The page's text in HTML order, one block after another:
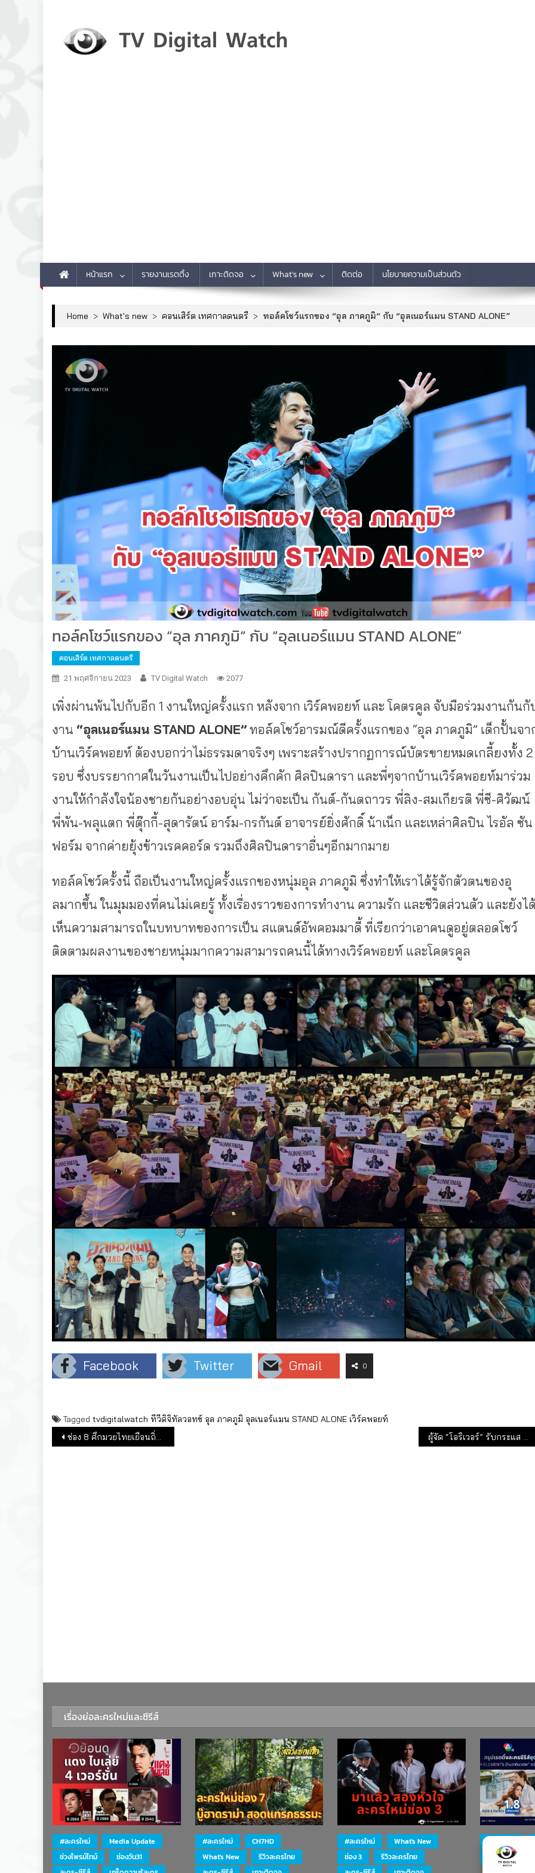
หน้าแรก รายงานเรตติ้ง เกาะติดจอ What’s new ติดต่อ นโยบายความเป็นส่วนตัว
Home > What's new > คอนเสิร์ต เทศกาลดนตรี > ทอล์คโชว์แรกของ “อุล ภาคภูมิ“ กับ “อุลเนอร์แมน STAND ALONE”
ทอล์คโชว์แรกของ “อุล ภาคภูมิ“ กับ “อุลเนอร์แมน STAND ALONE”
คอนเสิร์ต เทศกาลดนตรี
21 พฤศจิกายน 2023 TV Digital Watch 2077
เพิ่งผ่านพ้นไปกับอีก 1 งานใหญ่ครั้งแรก หลังจาก เวิร์คพอยท์ และ โคตรคูล จับมือร่วมงานกันกั
งาน “อุลเนอร์แมน STAND ALONE”ทอล์คโชว์อารมณ์ดีครั้งแรกของ “อุล ภาคภูมิ” เด็กปั้นจา
บ้านเวิร์คพอยท์ ต้องบอกว่าไม่ธรรมดาจริงๆ เพราะสร้างปรากฏการณ์บัตรขายหมดเกลี้ยงทั้ง 2
รอบ ซึ่งบรรยากาศในวันงานเป็นไปอย่างคึกคัก ศิลปินดารา และพี่ๆจากบ้านเวิร์คพอยท์มาร่วม
งานให้กำลังใจน้องชายกันอย่างอบอุ่น ไม่ว่าจะเป็น กันต์-กันตถาวร พี่ลิง-สมเกียรติ พี่ซี-ศิวัฒน์
พี่พัน-พลุแตก พี่ตุ๊กกี้-สุดารัตน์ อาร์ม-กรกันต์ อาจารย์ยิ่งศักดิ์ น้าเน็ก และเหล่าศิลปิน ไรอัล ซัน
ฟอร์ม จากค่ายยุ้งข้าวเรคคอร์ด รวมถึงศิลปินดาราอื่นๆอีกมากมาย
ทอล์คโชว์ครั้งนี้ ถือเป็นงานใหญ่ครั้งแรกของหนุ่มอุล ภาคภูมิ ซึ่งทำให้เราได้รู้จักตัวตนของอุ
ลมากขึ้น ในมุมมองที่คนไม่เคยรู้ ทั้งเรื่องราวของการทำงาน ความรัก และชีวิตส่วนตัว และยังไ
เห็นความสามารถในบทบาทของการเป็น สแตนด์อัพคอมมาดี้ ที่เรียกว่าเอาคนดูอยู่ตลอดโชว์
ติดตามผลงานของชายหนุ่มมากความสามารถคนนี้ได้ทางเวิร์คพอยท์ และโคตรคูล
Facebook Twitter Gmail 0
Tagged tvdigitalwatch ทีวีดิจิทัลวอทช์ อุล ภาคภูมิ อุลเนอร์แมน STAND ALONE เวิร์คพอยท์
แนะแนวเรื่อง
ช่อง 8 ศึกมวยไทยเยือนถิ่น จับมือ Legend Fighting Championships!! ผู้จัด “โอริเวอร์” รับกระแส “มิกค์” ใช้เชือกจับพญานาคสุดฮือฮา
เรื่องย่อละครใหม่และซีรีส์
#ละครใหม่
Media Update
ช่วงไพรม์ไทม์
ช่องวัน31
#ละครใหม่
CH7HD
What's New
รีวิวละครไทย
#ละครใหม่
What's New
ช่อง 3
รีวิวละครไทย
ละคร-ซีรีส์